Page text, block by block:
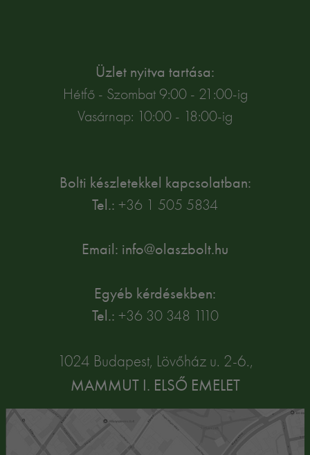
Üzlet nyitva tartása:
Hétfő - Szombat 9:00 - 21:00-ig
Vasárnap: 10:00 - 18:00-ig
Bolti készletekkel kapcsolatban:
Tel.: +36 1 505 5834
Email: info@olaszbolt.hu
Egyéb kérdésekben:
Tel.: +36 30 348 1110
1024 Budapest, Lövőház u. 2-6.,
MAMMUT I. ELSŐ EMELET